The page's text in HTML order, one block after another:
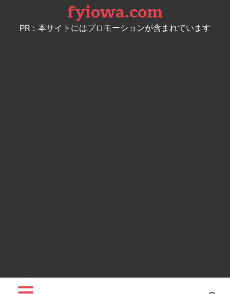
content
fyiowa.com
PR：本サイトにはプロモーションが含まれています